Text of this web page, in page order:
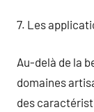
7. Les
Au-delà de la
domaines
des